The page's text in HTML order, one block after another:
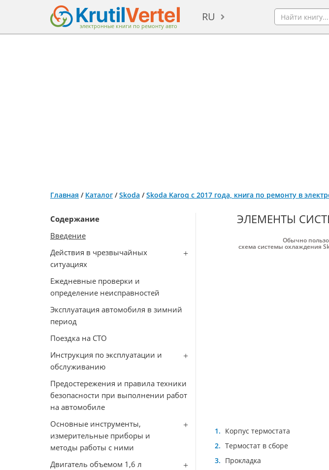
электронные книги по ремонту авто
RU
Главная / Каталог /Skoda /Skoda Karoq с 2017 года, книга по ремонту в
Содержание
Введение
Действия в чрезвычайных
ситуациях
Ежедневные проверки и
определение неисправностей
Эксплуатация автомобиля в зимний
период
Поездка на СТО
Инструкция по эксплуатации и
обслуживанию
Предостережения и правила техники
безопасности при выполнении работ
на автомобиле
Основные инструменты,
измерительные приборы и
методы работы с ними
Двигатель объемом 1,6 л
ЭЛЕМЕНТЫ
Обычно
схема системы охлаждения
Корпус термостата
Термостат в сборе
Прокладка